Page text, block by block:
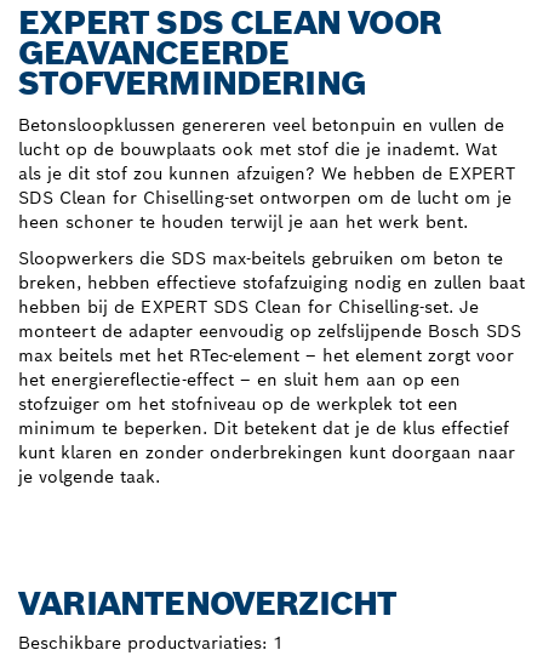
EXPERT SDS CLEAN VOOR
GEAVANCEERDE
STOFVERMINDERING
Betonsloopklussen genereren veel betonpuin en vullen de
lucht op de bouwplaats ook met stof die je inademt. Wat
als je dit stof zou kunnen afzuigen? We hebben de EXPERT
SDS Clean for Chiselling-set ontworpen om de lucht om je
heen schoner te houden terwijl je aan het werk bent.
Sloopwerkers die SDS max-beitels gebruiken om beton te
breken, hebben effectieve stofafzuiging nodig en zullen baat
hebben bij de EXPERT SDS Clean for Chiselling-set. Je
monteert de adapter eenvoudig op zelfslijpende Bosch SDS
max beitels met het RTec-element – het element zorgt voor
het energiereflectie-effect – en sluit hem aan op een
stofzuiger om het stofniveau op de werkplek tot een
minimum te beperken. Dit betekent dat je de klus effectief
kunt klaren en zonder onderbrekingen kunt doorgaan naar
je volgende taak.
VARIANTENOVERZICHT
Beschikbare productvariaties: 1